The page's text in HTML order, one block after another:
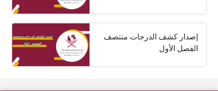
إصدار كشف الدرجات منتصف
الفصل الأول